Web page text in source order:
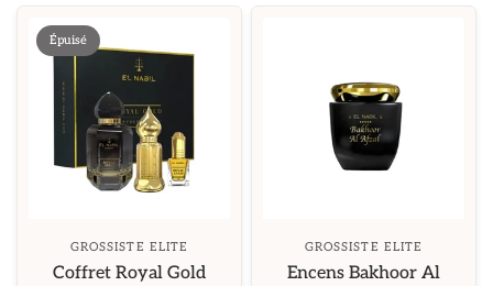
Épuisé
GROSSISTE ELITE
Coffret Royal Gold
GROSSISTE ELITE
Encens Bakhoor Al